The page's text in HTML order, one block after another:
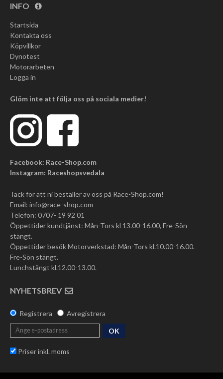
INFO
Startsida
Kontakta oss
Köpvillkor
Dynotest
Motorarbeten
Logga in
Glöm inte att följa oss på sociala medier!
Facebook: Race-Shop.com
Instagram: Raceshopsvedala
Tack för att ni beställer av oss på Race-Shop.com!
Email: info@race-shop.com
Telefon: 0707- 19 92 01
Öppettider kundtjänst: Mån-Tors kl 13.00-16.00, Fre-Sön
stängt.
Öppettider besök Motorverkstad: Mån-Tors kl.10.00-16.00.
Fre-Sön stängt.
Lunchstängt kl.12.00-13.00.
NYHETSBREV
Registrera Avregistrera
OK
Priser inkl. moms